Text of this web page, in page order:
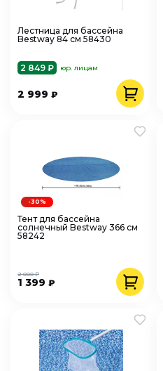
Лестница для бассейна
Bestway 84 см 58430
2 849 ₽ юр. лицам
2 999 ₽
Тент для бассейна
солнечный Bestway 366 см
58242
1 399 ₽
2 000 ₽
-30%